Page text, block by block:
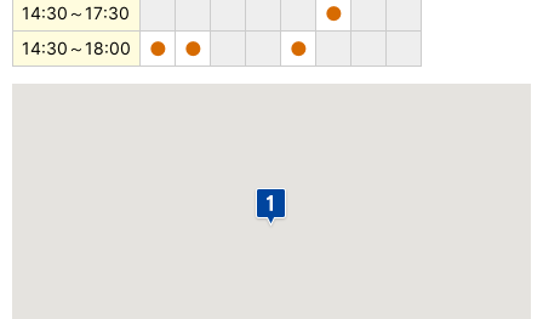
14:30～17:30 ●
14:30～18:00 ● ● ●